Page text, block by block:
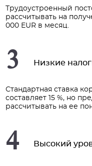
Трудоустроенный
рассчитывать на
000 EUR в месяц.
3 Низкие
Стандартная ставка
составляет 15 %, но
рассчитывать на ее
4 Высокий